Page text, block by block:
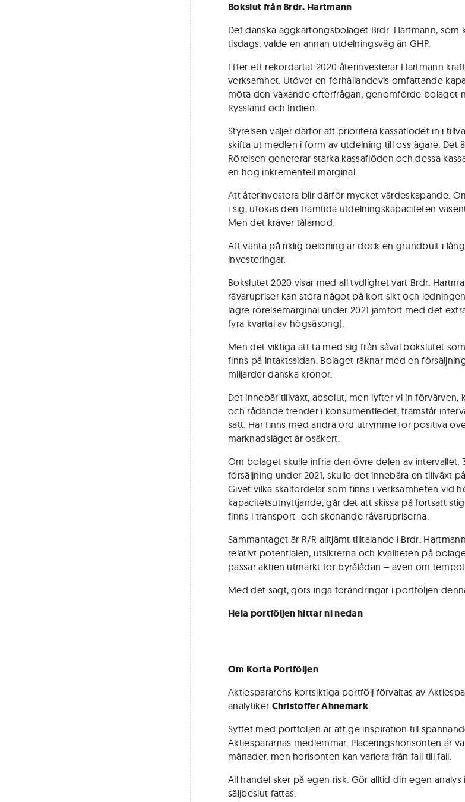
Bokslut från Brdr. Hartmann
Det danska äggkartongsbolaget Brdr. Hartmann,
tisdags, valde en annan utdelningsväg än GHP.
Efter ett rekordartat 2020 återinvesterar Hartmann
verksamhet. Utöver en förhållandevis omfattande
möta den växande efterfrågan, genomförde bolaget
Ryssland och Indien.
Styrelsen väljer därför att prioritera kassaflödet in i
skifta ut medlen i form av utdelning till oss ägare. Det
Rörelsen genererar starka kassaflöden och dessa
en hög inkrementell marginal.
Att återinvestera blir därför mycket värdeskapande.
i sig, utökas den framtida utdelningskapaciteten
Men det kräver tålamod.
Att vänta på riklig belöning är dock en grundbult i
investeringar.
Bokslutet 2020 visar med all tydlighet vart Brdr.
råvarupriser kan störa något på kort sikt och
lägre rörelsemarginal under 2021 jämfört med det
fyra kvartal av högsäsong).
Men det viktiga att ta med sig från såväl bokslutet
finns på intäktssidan. Bolaget räknar med en
miljarder danska kronor.
Det innebär tillväxt, absolut, men lyfter vi in
och rådande trender i konsumentledet, framstår
satt. Här finns med andra ord utrymme för positiva
marknadsläget är osäkert.
Om bolaget skulle infria den övre delen av intervallet,
försäljning under 2021, skulle det innebära en tillväxt
Givet vilka skalfördelar som finns i verksamheten vid
kapacitetsutnyttjande, går det att skissa på fortsatt
finns i transport- och skenande råvarupriserna.
Sammantaget är R/R alltjämt tilltalande i Brdr.
relativt potentialen, utsikterna och kvaliteten på
passar aktien utmärkt för byrålådan – även om
Med det sagt, görs inga förändringar i portföljen
Hela portföljen hittar ni nedan
Om Korta Portföljen
Aktiespararens kortsiktiga portfölj förvaltas av
analytiker Christoffer Ahnemark.
Syftet med portföljen är att ge inspiration till
Aktiespararnas medlemmar. Placeringshorisonten är
månader, men horisonten kan variera från fall till fall.
All handel sker på egen risk. Gör alltid din egen
säljbeslut fattas.